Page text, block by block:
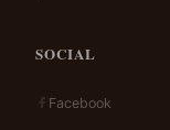
SOCIAL
Facebook